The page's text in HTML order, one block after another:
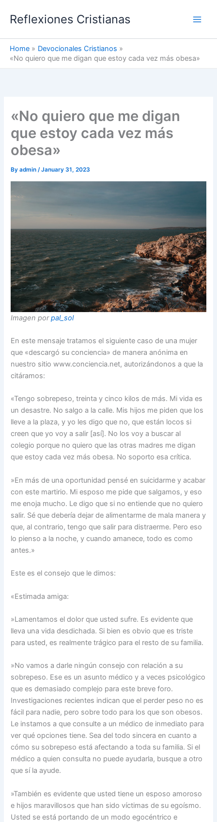
Reflexiones Cristianas
Home
Devocionales Cristianos
«No quiero que me digan que estoy cada vez más obesa»
«No quiero que me digan
que estoy cada vez más
obesa»
Byadmin/January 31, 2023
Imagen porpal_sol
En este mensaje tratamos el siguiente caso de una mujer
que «descargó su conciencia» de manera anónima en
nuestro sitio www.conciencia.net, autorizándonos a que la
citáramos:
«Tengo sobrepeso, treinta y cinco kilos de más. Mi vida es
un desastre. No salgo a la calle. Mis hijos me piden que los
lleve a la plaza, y yo les digo que no, que están locos si
creen que yo voy a salir [así]. No los voy a buscar al
colegio porque no quiero que las otras madres me digan
que estoy cada vez más obesa. No soporto esa crítica.
»En más de una oportunidad pensé en suicidarme y acabar
con este martirio. Mi esposo me pide que salgamos, y eso
me enoja mucho. Le digo que si no entiende que no quiero
salir. Sé que debería dejar de alimentarme de mala manera y
que, al contrario, tengo que salir para distraerme. Pero eso
lo pienso a la noche, y cuando amanece, todo es como
antes.»
Este es el consejo que le dimos:
«Estimada amiga:
»Lamentamos el dolor que usted sufre. Es evidente que
lleva una vida desdichada. Si bien es obvio que es triste
para usted, es realmente trágico para el resto de su familia.
»No vamos a darle ningún consejo con relación a su
sobrepeso. Ese es un asunto médico y a veces psicológico
que es demasiado complejo para este breve foro.
Investigaciones recientes indican que el perder peso no es
fácil para nadie, pero sobre todo para los que son obesos.
Le instamos a que consulte a un médico de inmediato para
ver qué opciones tiene. Sea del todo sincera en cuanto a
cómo su sobrepeso está afectando a toda su familia. Si el
médico a quien consulta no puede ayudarla, busque a otro
que sí la ayude.
»También es evidente que usted tiene un esposo amoroso
e hijos maravillosos que han sido víctimas de su egoísmo.
Usted se está portando de un modo egocéntrico e